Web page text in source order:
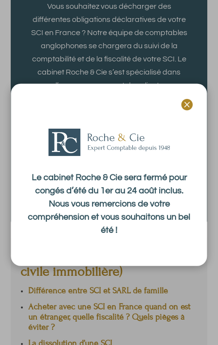

Le cabinet Roche & Cie sera fermé pour
congés d’été du 1er au 24 août inclus.
Nous vous remercions de votre
compréhension et vous souhaitons un bel
été !
Vous souhaitez vous décharger des
différentes obligations déclaratives de votre
SCI en France ? Notre équipe de comptables
anglophones se chargera du suivi de la
comptabilité et de la fiscalité de votre SCI. Le
cabinet Roche & Cie s’est spécialisé dans
l’accompagnement des clients
internationaux pour leurs investissements en
Contactez-nous
civile immobilière)
Différence entre SCI et SARL de famille
Acheter avec une SCI en France quand on est
un étranger, quelle fiscalité ? Quels pièges à
éviter ?